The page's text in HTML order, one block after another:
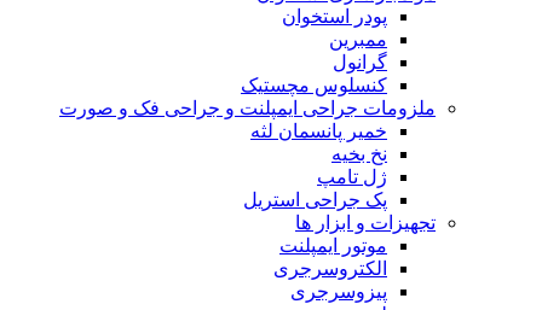
پودر استخوان
ممبرین
گرانول
کنسلوس مچستیک
ملزومات جراحی ایمپلنت و جراحی فک و صورت
خمیر پانسمان لثه
نخ بخیه
ژل تامپ
پک جراحی استریل
تجهیزات و ابزار ها
موتور ایمپلنت
الکتروسرجری
پیزوسرجری